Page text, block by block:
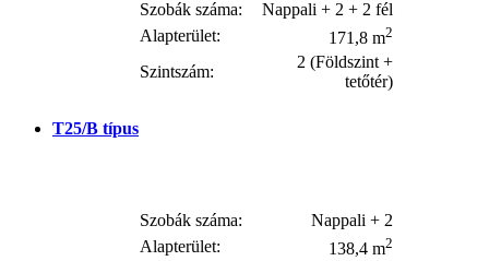
Szobák száma:
Nappali + 2 + 2 fél
Alapterület:
171,8 m2
Szintszám:
2 (Földszint +
tetőtér)
T25/B típus
Szobák száma:
Nappali + 2
Alapterület:
138,4 m2